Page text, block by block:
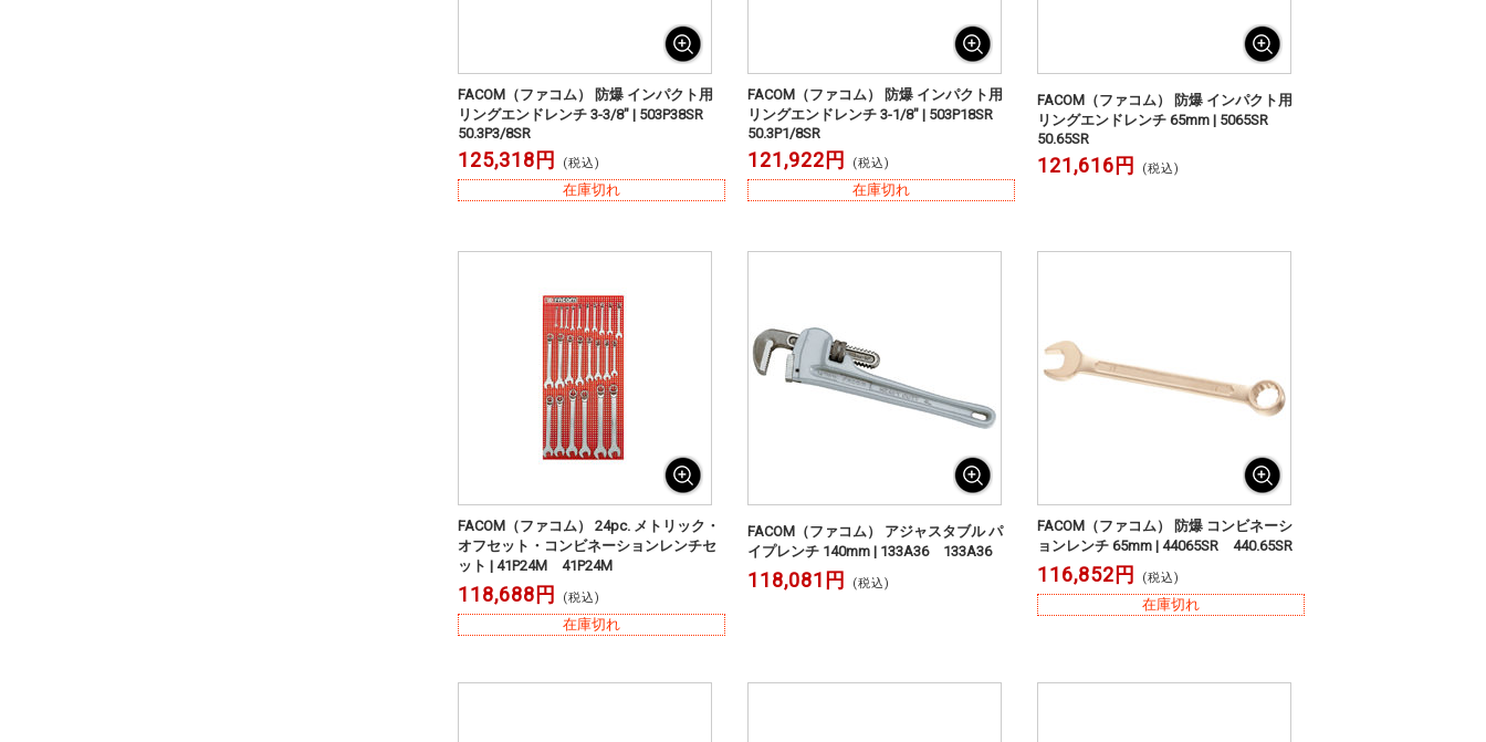
FACOM（ファコム） 防爆 インパクト用
リングエンドレンチ 3-3/8" | 503P38SR
50.3P3/8SR
125,318円 (税込)
在庫切れ
FACOM（ファコム） 防爆 インパクト用
リングエンドレンチ 3-1/8" | 503P18SR
50.3P1/8SR
121,922円 (税込)
在庫切れ
FACOM（ファコム） 防爆 インパクト用
リングエンドレンチ 65mm | 5065SR
50.65SR
121,616円 (税込)
FACOM（ファコム） 24pc. メトリック・
オフセット・コンビネーションレンチセ
ット | 41P24M 41P24M
118,688円 (税込)
在庫切れ
FACOM（ファコム） アジャスタブル パ
イプレンチ 140mm | 133A36 133A36
118,081円 (税込)
FACOM（ファコム） 防爆 コンビネーシ
ョンレンチ 65mm | 44065SR 440.65SR
116,852円 (税込)
在庫切れ